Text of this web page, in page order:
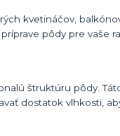
kvetináčov,
pôdy pre vaše
štruktúru pôdy.
dostatok vlhkosti,